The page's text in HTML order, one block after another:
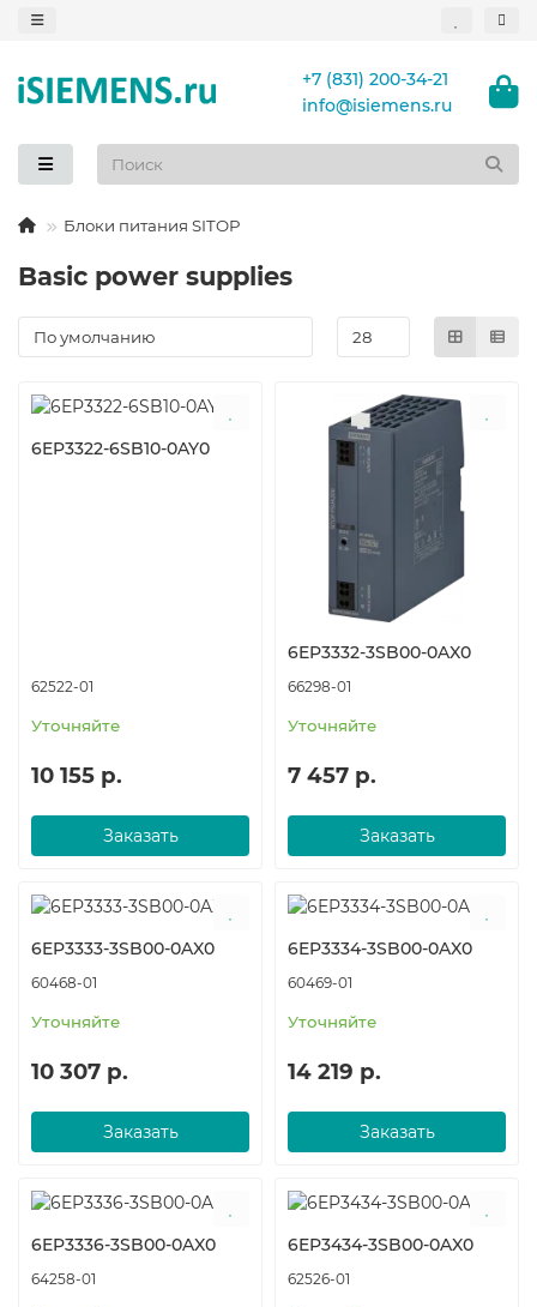
+7 (831) 200-34-21
info@isiemens.ru
Блоки питания SITOP
Basic power supplies
6EP3322-6SB10-0AY0
62522-01
Уточняйте
10 155 р.
Заказать
6EP3332-3SB00-0AX0
66298-01
Уточняйте
7 457 р.
Заказать
6EP3333-3SB00-0AX0
60468-01
Уточняйте
10 307 р.
Заказать
6EP3334-3SB00-0AX0
60469-01
Уточняйте
14 219 р.
Заказать
6EP3336-3SB00-0AX0
64258-01
6EP3434-3SB00-0AX0
62526-01